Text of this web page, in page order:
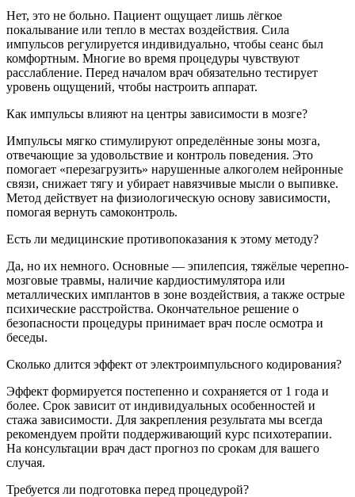
Нет, это не больно. Пациент ощущает лишь лёгкое
покалывание или тепло в местах воздействия. Сила
импульсов регулируется индивидуально, чтобы сеанс был
комфортным. Многие во время процедуры чувствуют
расслабление. Перед началом врач обязательно тестирует
уровень ощущений, чтобы настроить аппарат.
Как импульсы влияют на центры зависимости в мозге?
Импульсы мягко стимулируют определённые зоны мозга,
отвечающие за удовольствие и контроль поведения. Это
помогает «перезагрузить» нарушенные алкоголем нейронные
связи, снижает тягу и убирает навязчивые мысли о выпивке.
Метод действует на физиологическую основу зависимости,
помогая вернуть самоконтроль.
Есть ли медицинские противопоказания к этому методу?
Да, но их немного. Основные — эпилепсия, тяжёлые черепно-
мозговые травмы, наличие кардиостимулятора или
металлических имплантов в зоне воздействия, а также острые
психические расстройства. Окончательное решение о
безопасности процедуры принимает врач после осмотра и
беседы.
Сколько длится эффект от электроимпульсного кодирования?
Эффект формируется постепенно и сохраняется от 1 года и
более. Срок зависит от индивидуальных особенностей и
стажа зависимости. Для закрепления результата мы всегда
рекомендуем пройти поддерживающий курс психотерапии.
На консультации врач даст прогноз по срокам для вашего
случая.
Требуется ли подготовка перед процедурой?